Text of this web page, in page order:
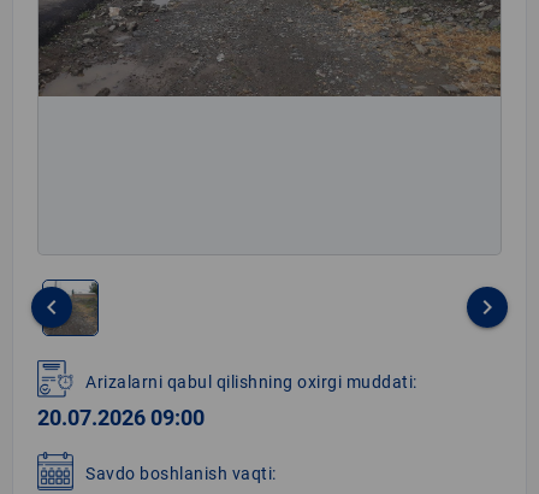
1
of
1
keyboard_arrow_left keyboard_arrow_right
Arizalarni qabul qilishning oxirgi muddati:
20.07.2026 09:00
Savdo boshlanish vaqti: